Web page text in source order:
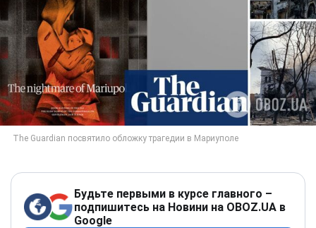
Будьте первыми в курсе главного –
подпишитесь на Новини на OBOZ.UA в
Google